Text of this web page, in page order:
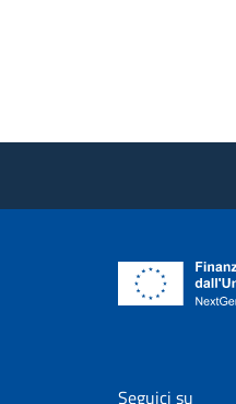
Seguici su